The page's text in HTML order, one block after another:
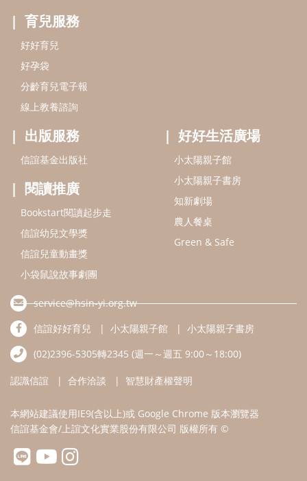
閱讀推廣
Bookstart閱讀起步走
信誼幼兒文學獎
信誼兒童動畫獎
小袋鼠說故事劇團
service@hsin-yi.org.tw
信誼好好育兒
小太陽親子書房
(02)2396-5305轉2345 (週一～週五 9:00～18:00)
認識信誼 合作洽談 智慧財產權聲明
本網站建議使用IE9(含以上)或 Google Chrome 版本瀏覽器
信誼基金會/上誼文化實業股份有限公司 版權所有 ©